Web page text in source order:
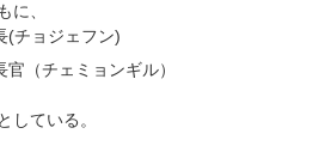
に、
チョジェフン)
（チェミョンギル）
している。